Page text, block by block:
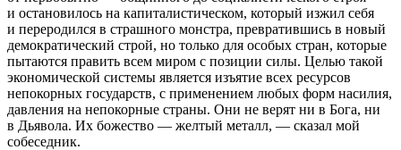
и остановилось на капиталистическом, который изжил себя
и переродился в страшного монстра, превратившись в новый
демократический строй, но только для особых стран, которые
пытаются править всем миром с позиции силы. Целью такой
экономической системы является изъятие всех ресурсов
непокорных государств, с применением любых форм насилия,
давления на непокорные страны. Они не верят ни в Бога, ни
в Дьявола. Их божество — желтый металл, — сказал мой
собеседник.